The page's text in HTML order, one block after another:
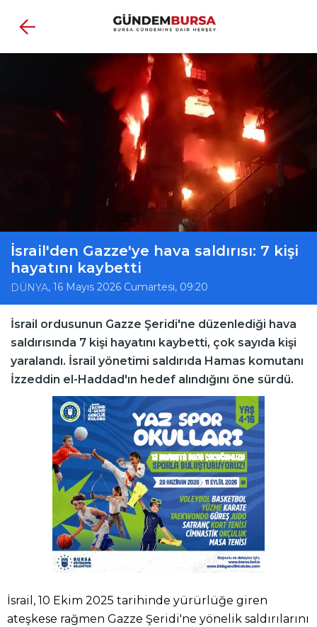
İsrail'den Gazze'ye hava saldırısı: 7 kişi
hayatını kaybetti
DÜNYA, 16 Mayıs 2026 Cumartesi, 09:20
İsrail ordusunun Gazze Şeridi'ne düzenlediği hava
saldırısında 7 kişi hayatını kaybetti, çok sayıda kişi
yaralandı. İsrail yönetimi saldırıda Hamas komutanı
İzzeddin el-Haddad'ın hedef alındığını öne sürdü.
İsrail, 10 Ekim 2025 tarihinde yürürlüğe giren
ateşkese rağmen Gazze Şeridi'ne yönelik saldırılarını